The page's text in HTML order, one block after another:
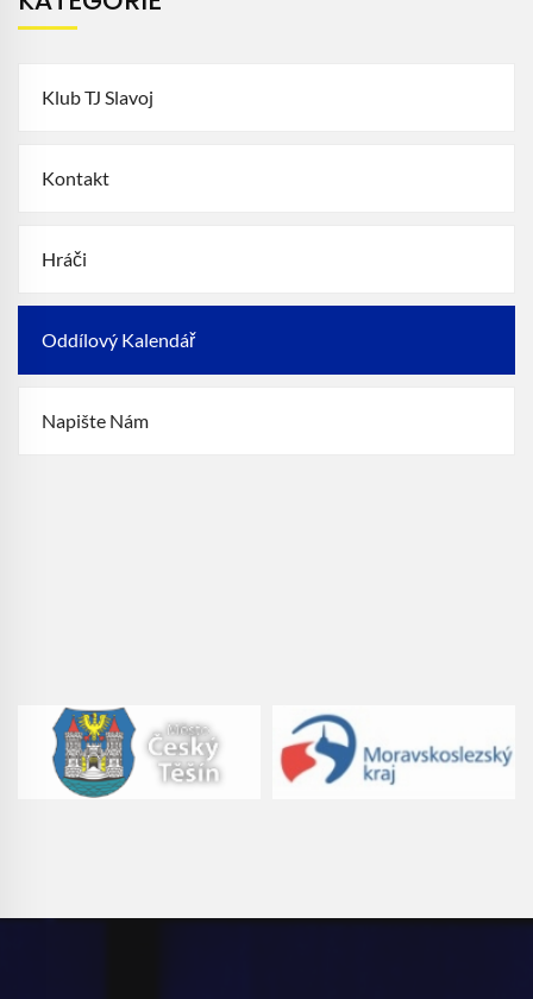
Klub TJ Slavoj
Kontakt
Hráči
Oddílový Kalendář
Napište Nám